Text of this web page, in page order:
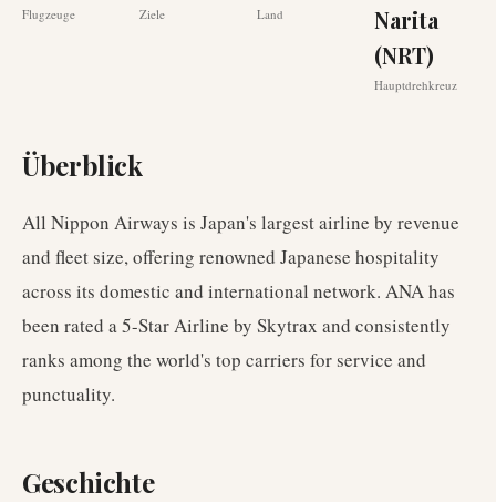
Flugzeuge Ziele Land
Narita
(NRT)
Hauptdrehkreuz
Überblick
All Nippon Airways is Japan's largest airline by revenue
and fleet size, offering renowned Japanese hospitality
across its domestic and international network. ANA has
been rated a 5-Star Airline by Skytrax and consistently
ranks among the world's top carriers for service and
punctuality.
Geschichte